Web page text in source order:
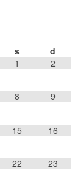
s
d
1
2
8 9
15 16
22 23